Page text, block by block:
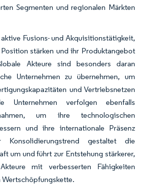
Segmenten und regionalen Märkten
Fusions- und Akquisitionstätigkeit,
stärken und ihr Produktangebot
Akteure sind besonders daran
Unternehmen zu übernehmen, um
und Vertriebsnetzen
Unternehmen verfolgen ebenfalls
um ihre technologischen
und ihre internationale Präsenz
Konsolidierungstrend gestaltet die
um und führt zur Entstehung stärkerer,
mit verbesserten Fähigkeiten